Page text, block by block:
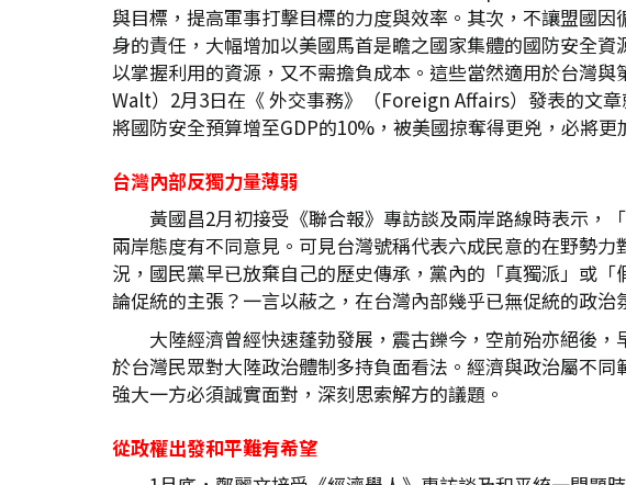
與目標，提高軍事打擊目標的力度與效率。其次，不讓盟國
身的責任，大幅增加以美國馬首是瞻之國家集體的國防安全
以掌握利用的資源，又不需擔負成本。這些當然適用於台灣
Walt）2月3日在《 外交事務》（Foreign Affairs）發表的文
將國防安全預算增至GDP的10%，被美國掠奪得更兇，必將更
台灣內部反獨力量薄弱
黃國昌2月初接受《聯合報》專訪談及兩岸路線時表示，
兩岸態度有不同意見。可見台灣號稱代表六成民意的在野勢
況，國民黨早已放棄自己的歷史傳承，黨內的「真獨派」或
論促統的主張？一言以蔽之，在台灣內部幾乎已無促統的政
大陸經濟曾經快速蓬勃發展，震古鑠今，空前殆亦絕後
於台灣民眾對大陸政治體制多持負面看法。經濟與政治屬不
強大一方必須誠實面對，深刻思索解方的議題。
從政權出發和平難有希望